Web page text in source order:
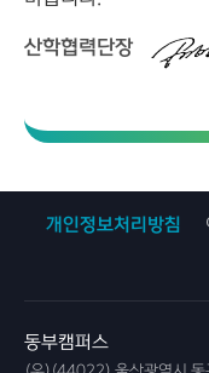
산학협력단장
개인정보처리방침
동부캠퍼스